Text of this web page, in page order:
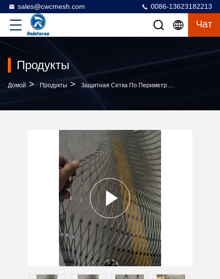
sales@cwcmesh.com 0086-13623182213
Чат
Продукты
Домой > Продукты > Защитная Сетка По Периметру >